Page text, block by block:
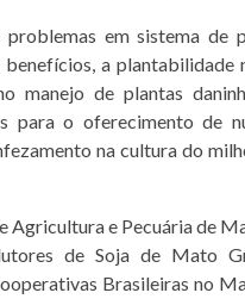
em sistema de
a plantabilidade
manejo de plantas
para o oferecimento de
na cultura do
Agricultura e Pecuária de
de Soja de Mato
Brasileiras no